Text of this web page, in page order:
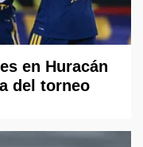
en Huracán
del torneo